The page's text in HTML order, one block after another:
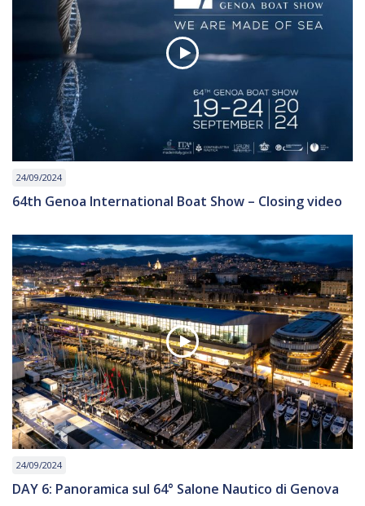
24/09/2024
64th Genoa International Boat Show – Closing video
24/09/2024
DAY 6: Panoramica sul 64° Salone Nautico di Genova